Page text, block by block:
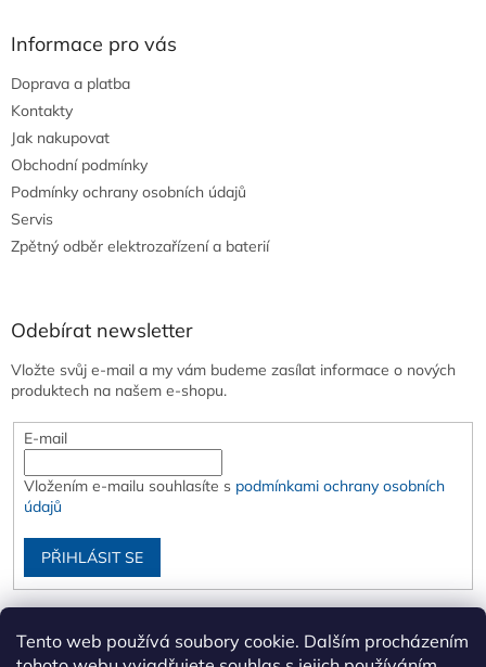
Tento web používá soubory cookie. Dalším procházením
Informace pro vás
Doprava a platba
Kontakty
Jak nakupovat
Obchodní podmínky
Podmínky ochrany osobních údajů
Servis
Zpětný odběr elektrozařízení a baterií
Odebírat newsletter
Vložte svůj e-mail a my vám budeme zasílat informace o nových
produktech na našem e-shopu.
E-mail
Vložením e-mailu souhlasíte s podmínkami ochrany osobních
údajů
PŘIHLÁSIT SE